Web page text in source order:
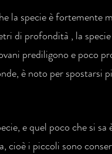
la specie è fortemente
di profondità , la
prediligono e poco
è noto per spostarsi
e quel poco che si
cioè i piccoli sono